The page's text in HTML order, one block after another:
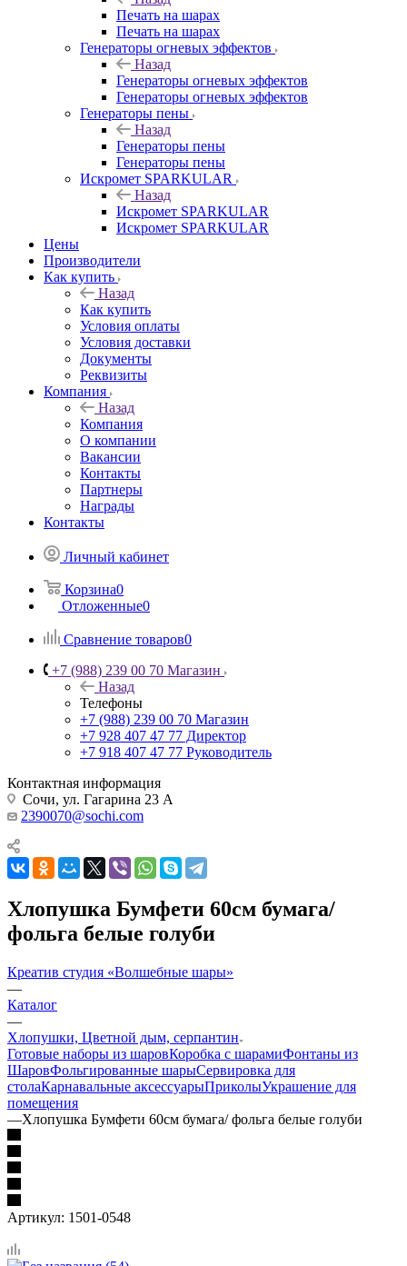
Печать на шарах
Печать на шарах
Генераторы огневых эффектов
Назад
Генераторы огневых эффектов
Генераторы огневых эффектов
Генераторы пены
Назад
Генераторы пены
Генераторы пены
Искромет SPARKULAR
Назад
Искромет SPARKULAR
Искромет SPARKULAR
Цены
Производители
Как купить
Назад
Как купить
Условия оплаты
Условия доставки
Документы
Реквизиты
Компания
Назад
Компания
О компании
Вакансии
Контакты
Партнеры
Награды
Контакты
Личный кабинет
Корзина0
Отложенные0
Сравнение товаров0
+7 (988) 239 00 70 Магазин
Назад
Телефоны
+7 (988) 239 00 70 Магазин
+7 928 407 47 77 Директор
+7 918 407 47 77 Руководитель
Контактная информация
Сочи, ул. Гагарина 23 А
2390070@sochi.com
Хлопушка Бумфети 60см бумага/
фольга белые голуби
Креатив студия «Волшебные шары»
—
Каталог
—
Хлопушки, Цветной дым, серпантин
Готовые наборы из шаровКоробка с шарамиФонтаны из
ШаровФольгированные шарыСервировка для
столаКарнавальные аксессуарыПриколыУкрашение для
помещения
—Хлопушка Бумфети 60см бумага/ фольга белые голуби
Артикул: 1501-0548